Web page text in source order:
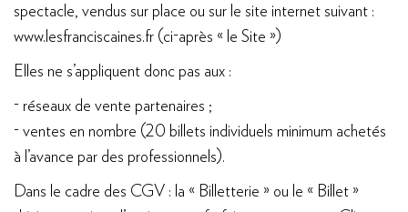
spectacle, vendus sur place ou sur le site internet suivant :
www.lesfranciscaines.fr (ci-après « le Site »)
Elles ne s’appliquent donc pas aux :
- réseaux de vente partenaires ;
- ventes en nombre (20 billets individuels minimum achetés
à l’avance par des professionnels).
Dans le cadre des CGV : la « Billetterie » ou le « Billet »